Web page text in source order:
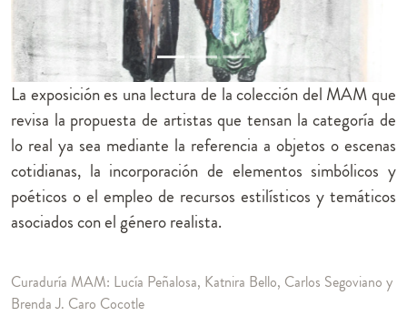
La exposición es una lectura de la colección del MAM que
revisa la propuesta de artistas que tensan la categoría de
lo real ya sea mediante la referencia a objetos o escenas
cotidianas, la incorporación de elementos simbólicos y
poéticos o el empleo de recursos estilísticos y temáticos
asociados con el género realista.
Curaduría MAM: Lucía Peñalosa, Katnira Bello, Carlos Segoviano y
Brenda J. Caro Cocotle